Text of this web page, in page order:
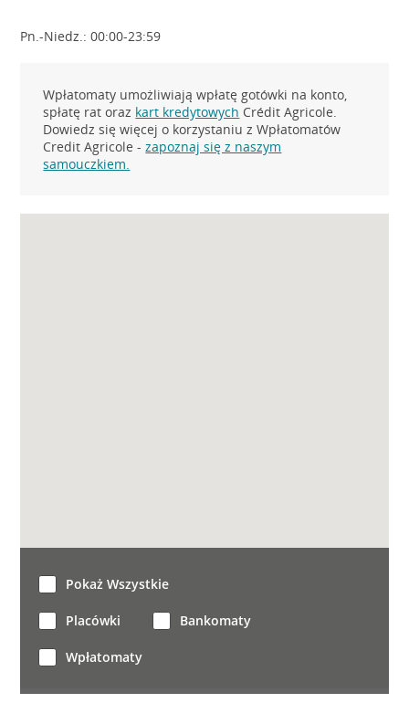
Pn.-Niedz.: 00:00-23:59
Wpłatomaty umożliwiają wpłatę gotówki na konto,
spłatę rat oraz kart kredytowych Crédit Agricole.
Dowiedz się więcej o korzystaniu z Wpłatomatów
Credit Agricole -zapoznaj się z naszym
samouczkiem.
Pokaż Wszystkie
Placówki Bankomaty
Wpłatomaty